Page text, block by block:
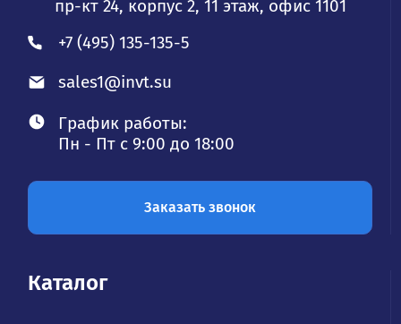
пр-кт 24, корпус 2, 11 этаж, офис 1101
+7 (495) 135-135-5
sales1@invt.su
График работы:
Пн - Пт с 9:00 до 18:00
Заказать звонок
Каталог